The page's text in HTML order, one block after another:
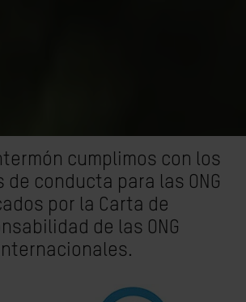
cumplimos con los
conducta para las ONG
por la Carta de
de las ONG
Internacionales.